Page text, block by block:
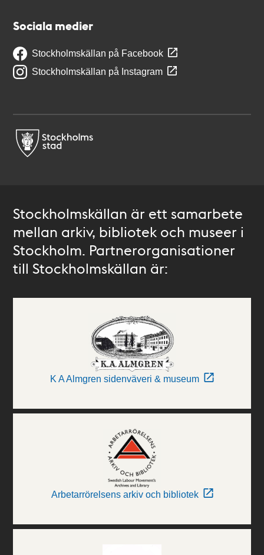
Sociala medier
Stockholmskällan på Facebook
Stockholmskällan på Instagram
Stockholmskällan är ett samarbete
mellan arkiv, bibliotek och museer i
Stockholm. Partnerorganisationer
till Stockholmskällan är:
K A Almgren sidenväveri & museum
Arbetarrörelsens arkiv och bibliotek